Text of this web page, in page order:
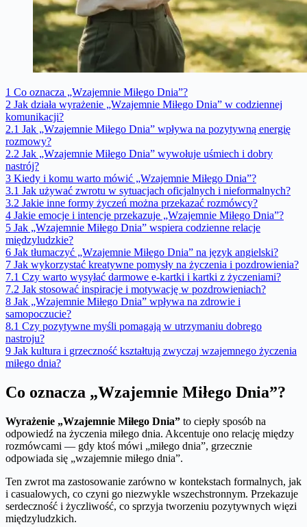
1 Co oznacza „Wzajemnie Miłego Dnia”?
2 Jak działa wyrażenie „Wzajemnie Miłego Dnia” w codziennej
komunikacji?
2.1 Jak „Wzajemnie Miłego Dnia” wpływa na pozytywną energię
rozmowy?
2.2 Jak „Wzajemnie Miłego Dnia” wywołuje uśmiech i dobry
nastrój?
3 Kiedy i komu warto mówić „Wzajemnie Miłego Dnia”?
3.1 Jak używać zwrotu w sytuacjach oficjalnych i nieformalnych?
3.2 Jakie inne formy życzeń można przekazać rozmówcy?
4 Jakie emocje i intencje przekazuje „Wzajemnie Miłego Dnia”?
5 Jak „Wzajemnie Miłego Dnia” wspiera codzienne relacje
międzyludzkie?
6 Jak tłumaczyć „Wzajemnie Miłego Dnia” na język angielski?
7 Jak wykorzystać kreatywne pomysły na życzenia i pozdrowienia?
7.1 Czy warto wysyłać darmowe e-kartki i kartki z życzeniami?
7.2 Jak stosować inspiracje i motywację w pozdrowieniach?
8 Jak „Wzajemnie Miłego Dnia” wpływa na zdrowie i
samopoczucie?
8.1 Czy pozytywne myśli pomagają w utrzymaniu dobrego
nastroju?
9 Jak kultura i grzeczność kształtują zwyczaj wzajemnego życzenia
miłego dnia?
Co oznacza „Wzajemnie Miłego Dnia”?
Wyrażenie „Wzajemnie Miłego Dnia” to ciepły sposób na
odpowiedź na życzenia miłego dnia. Akcentuje ono relację między
rozmówcami — gdy ktoś mówi „miłego dnia”, grzecznie
odpowiada się „wzajemnie miłego dnia”.
Ten zwrot ma zastosowanie zarówno w kontekstach formalnych, jak
i casualowych, co czyni go niezwykle wszechstronnym. Przekazuje
serdeczność i życzliwość, co sprzyja tworzeniu pozytywnych więzi
międzyludzkich.